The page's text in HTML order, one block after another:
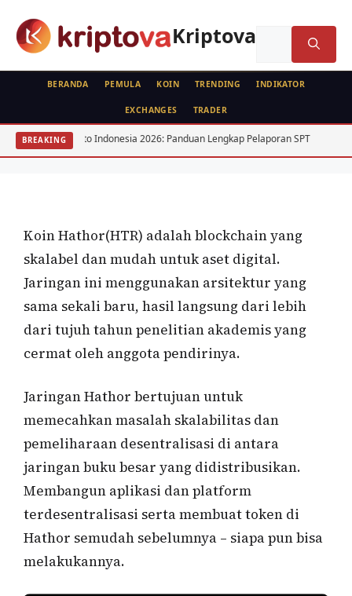
Kriptova
BERANDA PEMULA KOIN TRENDING INDIKATOR
EXCHANGES TRADER
BREAKING
Kripto Indonesia 2026: Panduan Lengkap Pelaporan SPT 15
KRIPTO KOIN
Hathor(HTR)
Koin Hathor(HTR) adalah blockchain yang
skalabel dan mudah untuk aset digital.
Jaringan ini menggunakan arsitektur yang
sama sekali baru, hasil langsung dari lebih
dari tujuh tahun penelitian akademis yang
cermat oleh anggota pendirinya.
Jaringan Hathor bertujuan untuk
memecahkan masalah skalabilitas dan
pemeliharaan desentralisasi di antara
jaringan buku besar yang didistribusikan.
Membangun aplikasi dan platform
terdesentralisasi serta membuat token di
Hathor semudah sebelumnya – siapa pun bisa
melakukannya.